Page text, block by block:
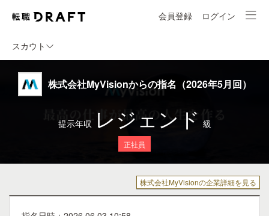
会員登録 ログイン
スカウト
株式会社MyVisionからの指名（2026年5月回）
提示年収 レジェンド 級
正社員
株式会社MyVisionの企業詳細を見る